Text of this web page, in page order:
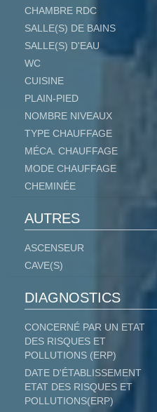
CHAMBRE RDC
SALLE(S) DE BAINS
SALLE(S) D'EAU
WC
CUISINE
PLAIN-PIED
NOMBRE NIVEAUX
TYPE CHAUFFAGE
MÉCA. CHAUFFAGE
MODE CHAUFFAGE
CHEMINÉE
AUTRES
ASCENSEUR
CAVE(S)
DIAGNOSTICS
CONCERNÉ PAR UN ETAT
DES RISQUES ET
POLLUTIONS (ERP)
DATE D'ÉTABLISSEMENT
ETAT DES RISQUES ET
POLLUTIONS(ERP)